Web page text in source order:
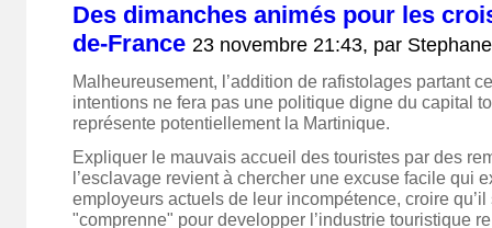
Des dimanches animés pour les
de-France 23 novembre 21:43, par
Malheureusement, l’addition de rafistolages partant
intentions ne fera pas une politique digne du capital
représente potentiellement la Martinique.
Expliquer le mauvais accueil des touristes par des
l’esclavage revient à chercher une excuse facile qui
employeurs actuels de leur incompétence, croire
"comprenne" pour developper l’industrie touristique